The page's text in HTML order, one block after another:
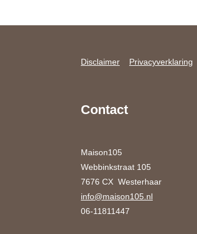
Disclaimer Privacyverklaring
Contact
Maison105
Webbinkstraat 105
7676 CX Westerhaar
info@maison105.nl
06-11811447